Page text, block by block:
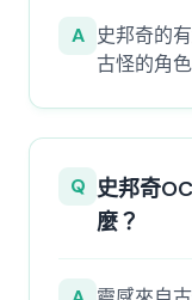
A 史邦奇的
古怪的角
Q 史邦奇
麼？